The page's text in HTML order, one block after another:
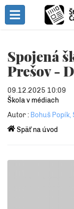
Toggle
Spojená
Prešov -
09.12.2025 10:09
Škola v médiach
Autor : Bohuš
Späť na úvod